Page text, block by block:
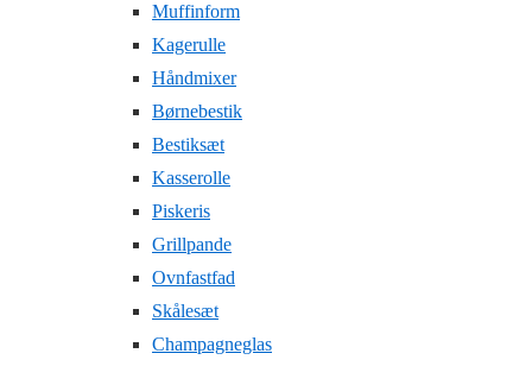
Muffinform
Kagerulle
Håndmixer
Børnebestik
Bestiksæt
Kasserolle
Piskeris
Grillpande
Ovnfastfad
Skålesæt
Champagneglas